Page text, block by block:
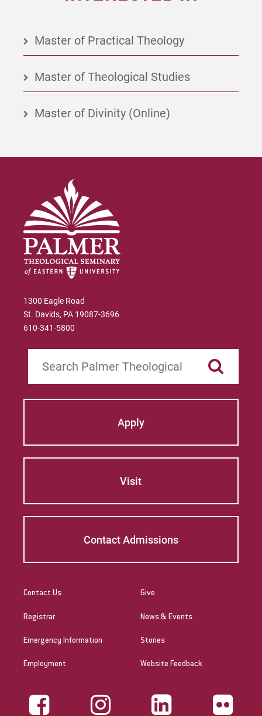
Master of Practical Theology
Master of Theological Studies
Master of Divinity (Online)
1300 Eagle Road
St. Davids, PA 19087-3696
610-341-5800
Apply
Visit
Contact Admissions
Contact Us
Registrar
Emergency Information
Employment
Give
News & Events
Stories
Website Feedback